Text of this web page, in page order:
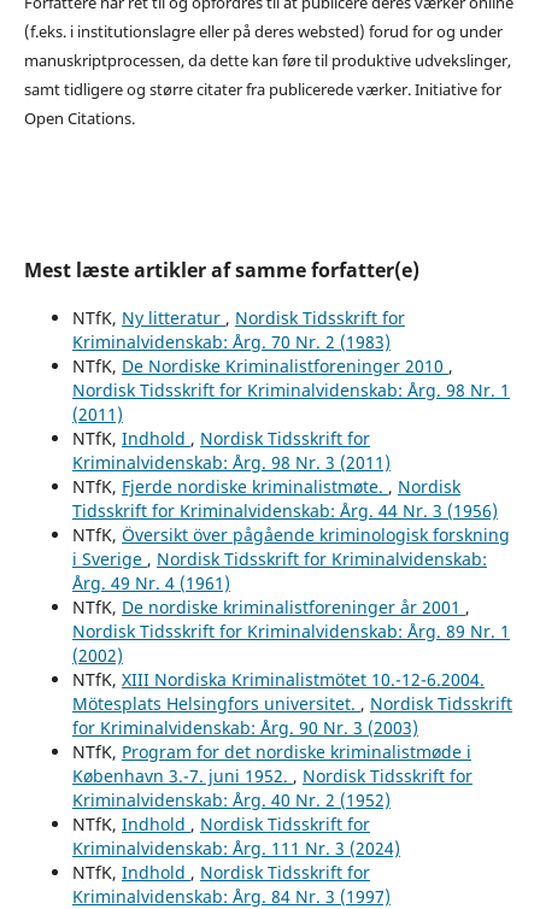
(f.eks. i institutionslagre eller på deres websted) forud for og under
manuskriptprocessen, da dette kan føre til produktive udvekslinger,
samt tidligere og større citater fra publicerede værker. Initiative for
Open Citations.
Mest læste artikler af samme forfatter(e)
NTfK, Ny litteratur , Nordisk Tidsskrift for
Kriminalvidenskab: Årg. 70 Nr. 2 (1983)
NTfK, De Nordiske Kriminalistforeninger 2010 ,
Nordisk Tidsskrift for Kriminalvidenskab: Årg. 98 Nr. 1
(2011)
NTfK, Indhold , Nordisk Tidsskrift for
Kriminalvidenskab: Årg. 98 Nr. 3 (2011)
NTfK, Fjerde nordiske kriminalistmøte. , Nordisk
Tidsskrift for Kriminalvidenskab: Årg. 44 Nr. 3 (1956)
NTfK, Översikt över pågående kriminologisk forskning
i Sverige , Nordisk Tidsskrift for Kriminalvidenskab:
Årg. 49 Nr. 4 (1961)
NTfK, De nordiske kriminalistforeninger år 2001 ,
Nordisk Tidsskrift for Kriminalvidenskab: Årg. 89 Nr. 1
(2002)
NTfK, XIII Nordiska Kriminalistmötet 10.-12-6.2004.
Mötesplats Helsingfors universitet. , Nordisk Tidsskrift
for Kriminalvidenskab: Årg. 90 Nr. 3 (2003)
NTfK, Program for det nordiske kriminalistmøde i
København 3.-7. juni 1952. , Nordisk Tidsskrift for
Kriminalvidenskab: Årg. 40 Nr. 2 (1952)
NTfK, Indhold , Nordisk Tidsskrift for
Kriminalvidenskab: Årg. 111 Nr. 3 (2024)
NTfK, Indhold , Nordisk Tidsskrift for
Kriminalvidenskab: Årg. 84 Nr. 3 (1997)